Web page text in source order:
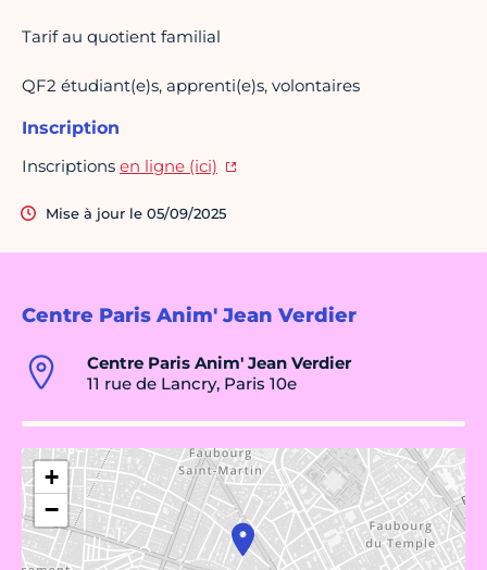
Centre Paris Anim' Jean Verdier
Centre Paris Anim' Jean Verdier
11 rue de Lancry, Paris 10e
+
−
Tarif au quotient familial
QF2 étudiant(e)s, apprenti(e)s, volontaires
Inscription
Inscriptions en ligne (ici)
Mise à jour le 05/09/2025